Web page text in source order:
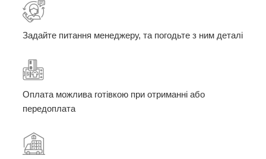
Задайте питання менеджеру, та погодьте з ним деталі
Оплата можлива готівкою при отриманні або
передоплата